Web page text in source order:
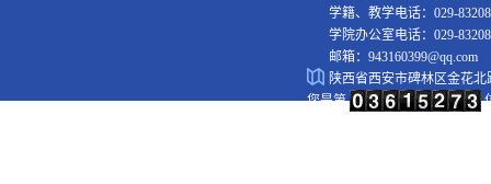
学籍、教学电话：029-
学院办公室电话：029-
邮箱：943160399@qq.com
陕西省西安市碑林区金花北
您是第